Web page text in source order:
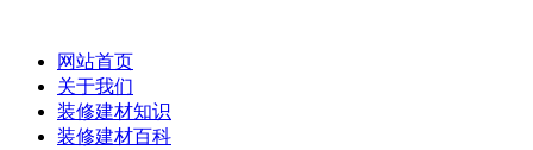
网站首页
关于我们
装修建材知识
装修建材百科